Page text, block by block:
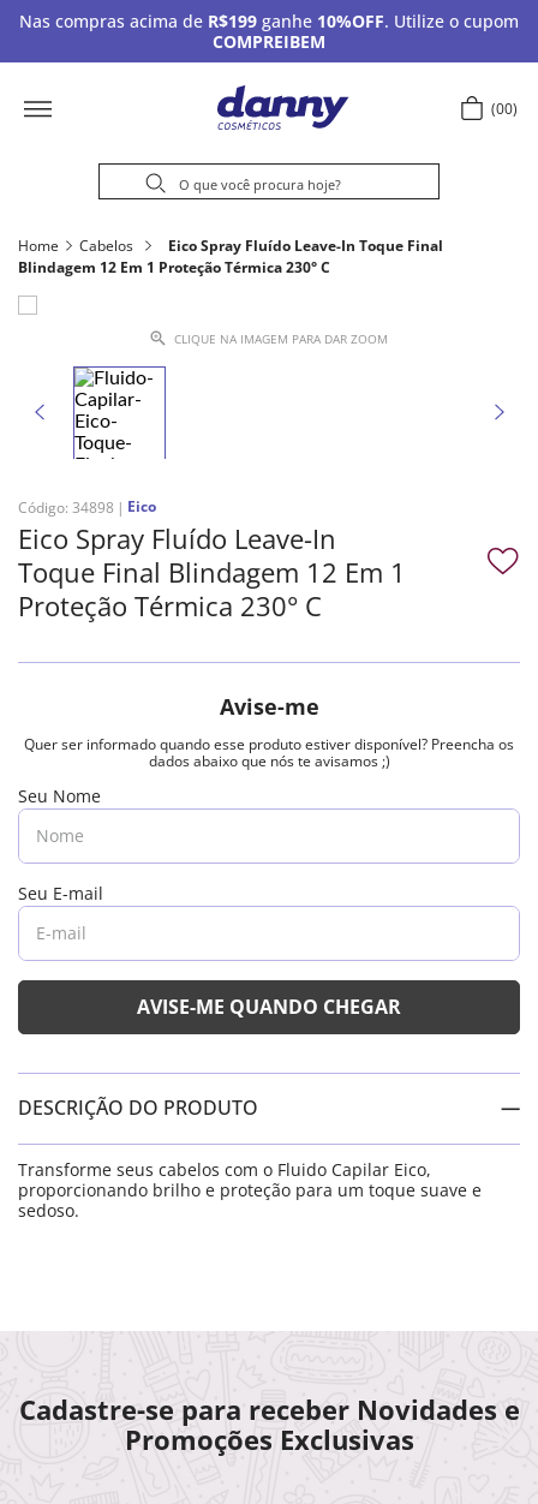
Nas compras acima de R$199 ganhe 10%OFF. Utilize o cupom
COMPREIBEM
00
Home Cabelos
Eico Spray Fluído Leave-In Toque Final
Blindagem 12 Em 1 Proteção Térmica 230° C
CLIQUE NA IMAGEM PARA DAR ZOOM
Código: 34898 Eico
Eico Spray Fluído Leave-In
Toque Final Blindagem 12 Em 1
Proteção Térmica 230° C
DESCRIÇÃO DO PRODUTO
Transforme seus cabelos com o Fluido Capilar Eico,
proporcionando brilho e proteção para um toque suave e
sedoso.
Cadastre-se para receber Novidades e
Promoções Exclusivas